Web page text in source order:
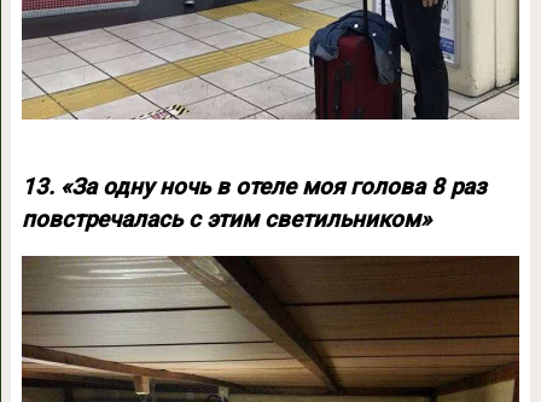
13. «За одну ночь в отеле моя голова 8 раз
повстречалась с этим светильником»